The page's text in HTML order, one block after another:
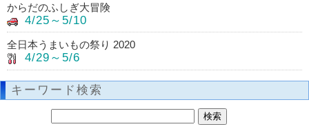
からだのふしぎ大冒険
4/25～5/10
全日本うまいもの祭り 2020
4/29～5/6
キーワード検索